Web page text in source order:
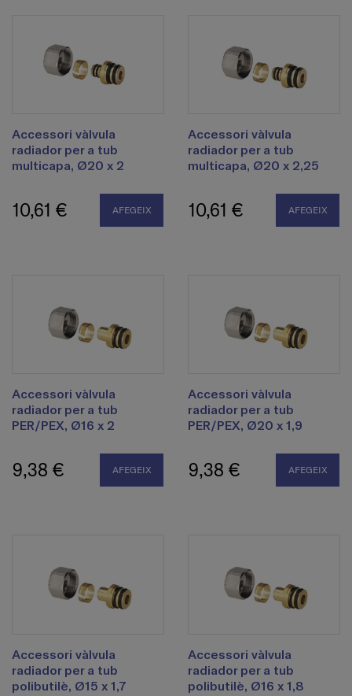
Accessori vàlvula
radiador per a tub
multicapa, Ø20 x 2
10,61 € AFEGEIX
Accessori vàlvula
radiador per a tub
multicapa, Ø20 x 2,25
10,61 € AFEGEIX
Accessori vàlvula
radiador per a tub
PER/PEX, Ø16 x 2
9,38 € AFEGEIX
Accessori vàlvula
radiador per a tub
PER/PEX, Ø20 x 1,9
9,38 € AFEGEIX
Accessori vàlvula
radiador per a tub
polibutilè, Ø15 x 1,7
Accessori vàlvula
radiador per a tub
polibutilè, Ø16 x 1,8